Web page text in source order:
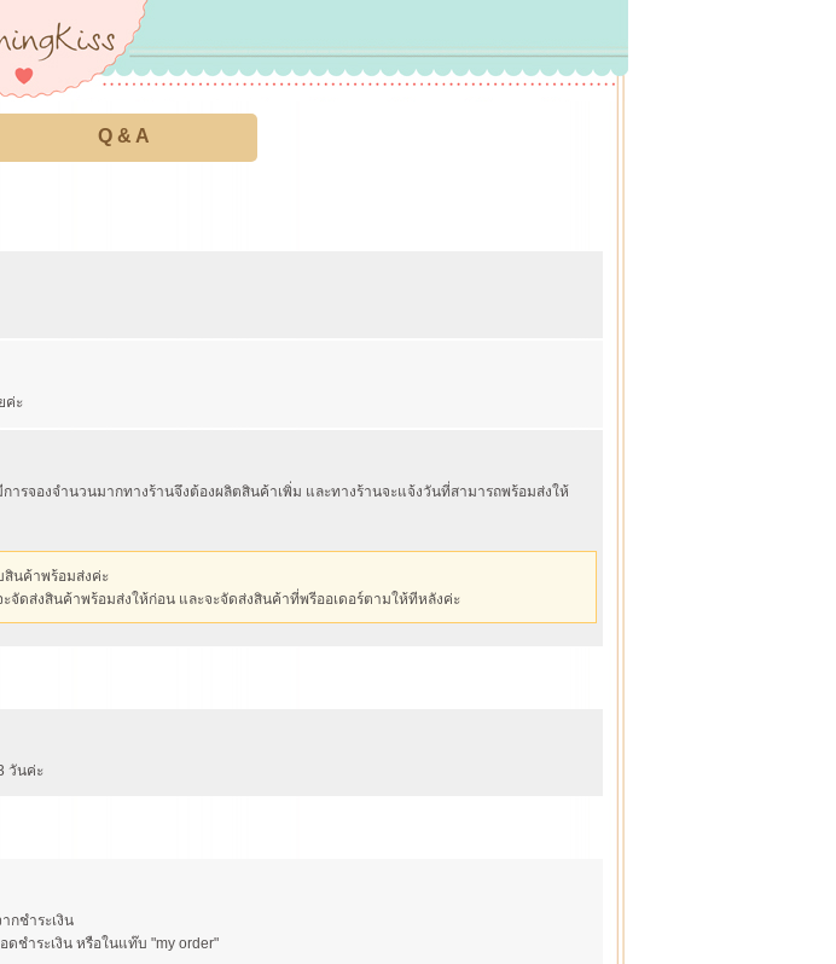
Q & A
ค่ะ
รจองจำนวนมากทางร้านจึงต้องผลิตสินค้าเพิ่ม และทางร้านจะแจ้งวันที่สามารถพร้อมส่งให้
สินค้าพร้อมส่งค่ะ
จัดส่งสินค้าพร้อมส่งให้ก่อน และจะจัดส่งสินค้าที่พรีออเดอร์ตามให้ทีหลังค่ะ
วันค่ะ
กชำระเงิน
ชำระเงิน หรือในแท๊บ "my order"